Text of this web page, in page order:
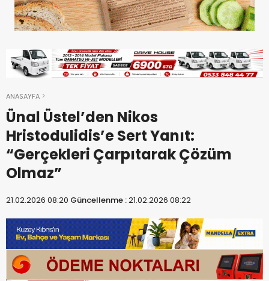
ANASAYFA
Ünal Üstel’den Nikos
Hristodulidis’e Sert Yanıt:
“Gerçekleri Çarpıtarak Çözüm
Olmaz”
21.02.2026 08:20 Güncellenme :21.02.2026 08:22